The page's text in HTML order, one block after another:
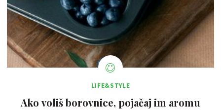
LIFE&STYLE
Ako voliš borovnice, pojačaj im aromu